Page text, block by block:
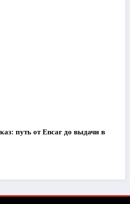
путь от Encar до выдачи в